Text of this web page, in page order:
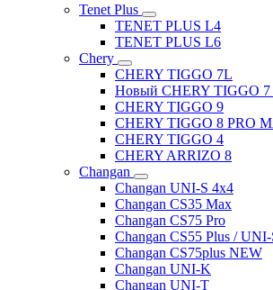
Tenet Plus
TENET PLUS L4
TENET PLUS L6
Chery
CHERY TIGGO 7L
Новый CHERY TIGGO
CHERY TIGGO 9
CHERY TIGGO 8 PRO
CHERY TIGGO 4
CHERY ARRIZO 8
Changan
Changan UNI-S 4x4
Changan CS35 Max
Changan CS75 Pro
Changan CS55 Plus / UNI-
Changan CS75plus NEW
Changan UNI-K
Changan UNI-T